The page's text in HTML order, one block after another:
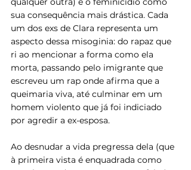
sua consequência mais drástica. Cada
um dos exs de Clara representa um
aspecto dessa misoginia: do rapaz que
ri ao mencionar a forma como ela
morta, passando pelo imigrante que
escreveu um rap onde afirma que a
queimaria viva, até culminar em um
homem violento que já foi indiciado
por agredir a ex-esposa.
Ao desnudar a vida pregressa dela (que
à primeira vista é enquadrada como